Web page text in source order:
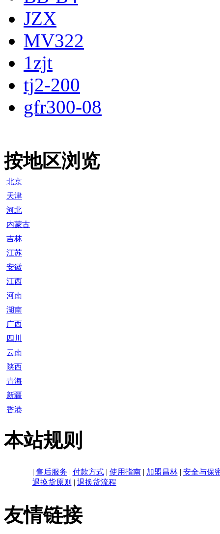
JZX
MV322
1zjt
tj2-200
gfr300-08
按地区浏览
北京
天津
河北
内蒙古
吉林
江苏
安徽
江西
河南
湖南
广西
四川
云南
陕西
青海
新疆
香港
本站规则
| 售后服务 | 付款方式| 使用指南| 加盟昌林| 安全与保
退换货原则 | 退换货流程
友情链接